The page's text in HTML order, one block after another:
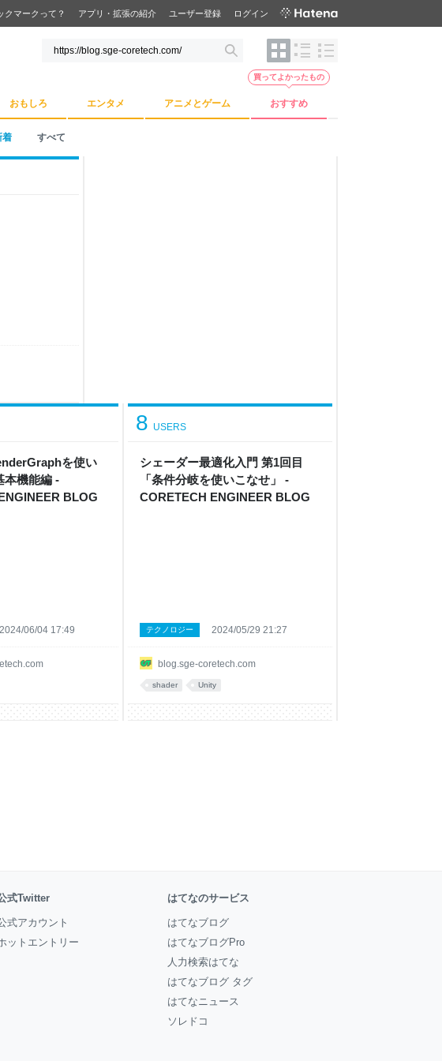
クマークって？ アプリ・拡張の紹介 ユーザー登録 ログイン
おもしろ エンタメ アニメとゲーム おすすめ
買ってよかったもの
着 すべて
を使い
本機能編 -
BLOG
2024/06/04 17:49
シェーダー最適化入門 第1回目
「条件分岐を使いこなせ」 -
CORETECH ENGINEER BLOG
8 USERS
blog.sge-coretech.com
テクノロジー 2024/05/29 21:27
shader Unity
式Twitter
式アカウント
ットエントリー
はてなのサービス
はてなブログ
はてなブログPro
人力検索はてな
はてなブログ タグ
はてなニュース
ソレドコ